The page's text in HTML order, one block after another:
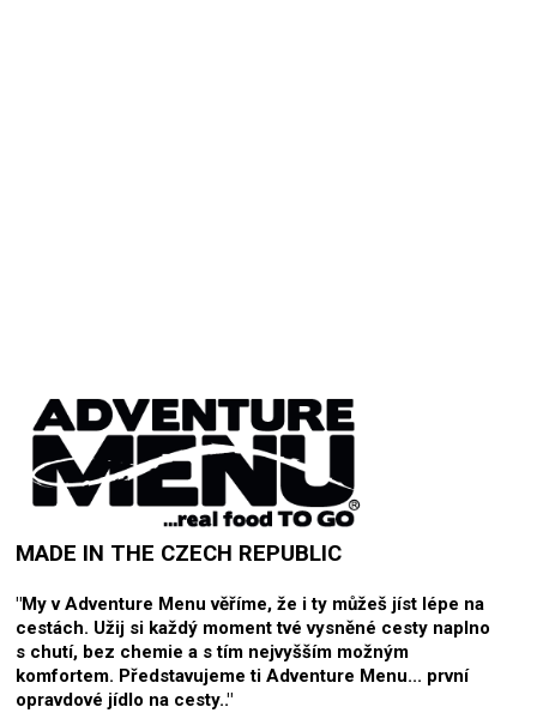
MADE IN THE CZECH REPUBLIC
"My v Adventure Menu věříme, že i ty můžeš jíst lépe na
cestách. Užij si každý moment tvé vysněné cesty naplno
s chutí, bez chemie a s tím nejvyšším možným
komfortem. Představujeme ti Adventure Menu... první
opravdové jídlo na cesty.."